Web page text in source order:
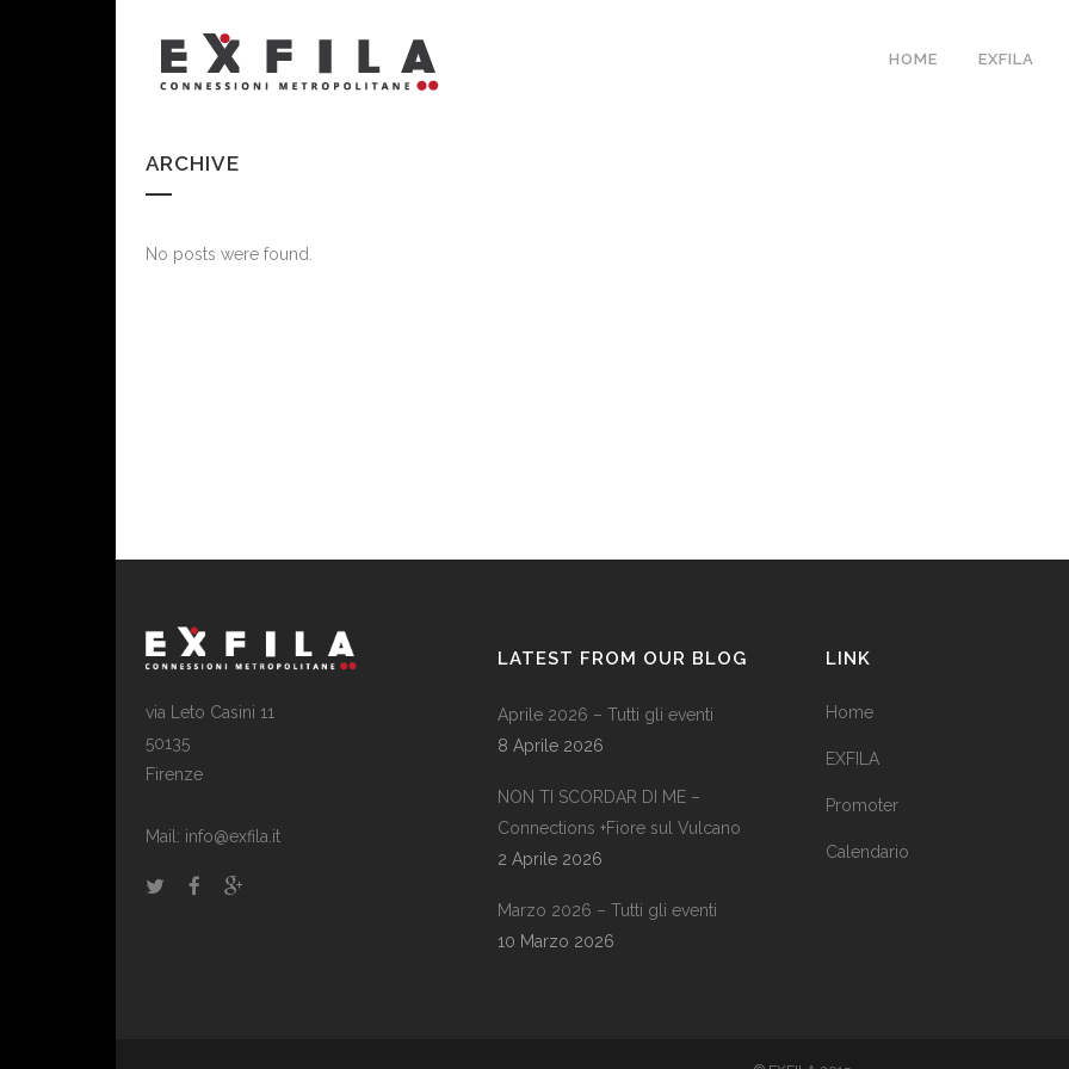
HOME EXFILA
ARCHIVE
No posts were found.
via Leto Casini 11
50135
Firenze
Mail: info@exfila.it
LATEST FROM OUR BLOG
Aprile 2026 – Tutti gli eventi
8 Aprile 2026
NON TI SCORDAR DI ME –
Connections +Fiore sul Vulcano
2 Aprile 2026
Marzo 2026 – Tutti gli eventi
10 Marzo 2026
LINK
Home
EXFILA
Promoter
Calendario